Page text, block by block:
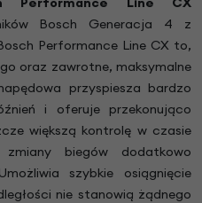
Bosch Generacja 4 z
Performance Line CX to,
oraz zawrotne, maksymalne
przyspiesza bardzo
i oferuje przekonująco
większą kontrolę w czasie
biegów dodatkowo
szybkie osiągnięcie
nie stanowią żądnego